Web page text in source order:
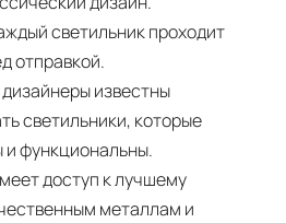
светильник проходит
отправкой.
известны
светильники, которые
функциональны.
доступ к лучшему
металлам и